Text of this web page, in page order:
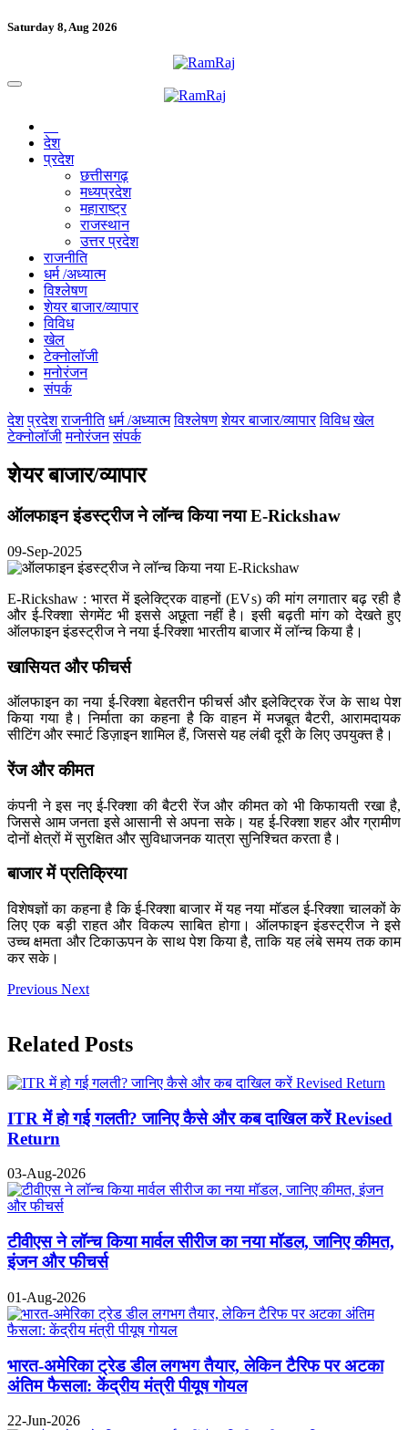
Saturday 8, Aug 2026
देश
प्रदेश
छत्तीसगढ़
मध्यप्रदेश
महाराष्ट्र
राजस्थान
उत्तर प्रदेश
राजनीति
धर्म /अध्यात्म
विश्लेषण
शेयर बाजार/व्यापार
विविध
खेल
टेक्नोलॉजी
मनोरंजन
संपर्क
देश प्रदेश राजनीति धर्म /अध्यात्म विश्लेषण शेयर बाजार/व्यापार विविध खेल
टेक्नोलॉजी मनोरंजन संपर्क
शेयर बाजार/व्यापार
ऑलफाइन इंडस्ट्रीज ने लॉन्च किया नया E-Rickshaw
09-Sep-2025
E-Rickshaw : भारत में इलेक्ट्रिक वाहनों (EVs) की मांग लगातार बढ़ रही है
और ई-रिक्शा सेगमेंट भी इससे अछूता नहीं है। इसी बढ़ती मांग को देखते हुए
ऑलफाइन इंडस्ट्रीज ने नया ई-रिक्शा भारतीय बाजार में लॉन्च किया है।
खासियत और फीचर्स
ऑलफाइन का नया ई-रिक्शा बेहतरीन फीचर्स और इलेक्ट्रिक रेंज के साथ पेश
किया गया है। निर्माता का कहना है कि वाहन में मजबूत बैटरी, आरामदायक
सीटिंग और स्मार्ट डिज़ाइन शामिल हैं, जिससे यह लंबी दूरी के लिए उपयुक्त है।
रेंज और कीमत
कंपनी ने इस नए ई-रिक्शा की बैटरी रेंज और कीमत को भी किफायती रखा है,
जिससे आम जनता इसे आसानी से अपना सके। यह ई-रिक्शा शहर और ग्रामीण
दोनों क्षेत्रों में सुरक्षित और सुविधाजनक यात्रा सुनिश्चित करता है।
बाजार में प्रतिक्रिया
विशेषज्ञों का कहना है कि ई-रिक्शा बाजार में यह नया मॉडल ई-रिक्शा चालकों के
लिए एक बड़ी राहत और विकल्प साबित होगा। ऑलफाइन इंडस्ट्रीज ने इसे
उच्च क्षमता और टिकाऊपन के साथ पेश किया है, ताकि यह लंबे समय तक काम
कर सके।
Previous Next
Related Posts
ITR में हो गई गलती? जानिए कैसे और कब दाखिल करें Revised
Return
03-Aug-2026
टीवीएस ने लॉन्च किया मार्वल सीरीज का नया मॉडल, जानिए कीमत,
इंजन और फीचर्स
01-Aug-2026
भारत-अमेरिका ट्रेड डील लगभग तैयार, लेकिन टैरिफ पर अटका
अंतिम फैसला: केंद्रीय मंत्री पीयूष गोयल
22-Jun-2026